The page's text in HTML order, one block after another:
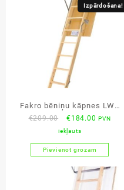
Izpārdošana!
Fakro bēniņu kāpnes LWS
Smart 60x120x280cm
€209.00
Original
price
was:
€209.00.
€184.00 Current
is:
€184.00.
PVN
iekļauts
Pievienot grozam